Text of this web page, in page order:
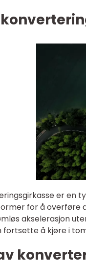
er en
for å overføre
akselerasjon
fortsette å kjøre i